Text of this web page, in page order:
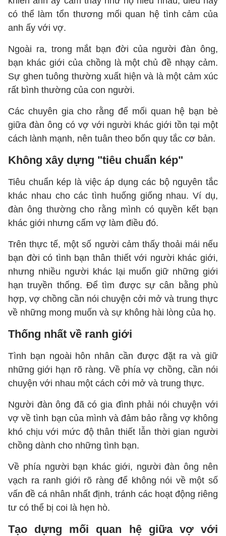
có thể làm tổn thương mối quan hệ tình cảm của
anh ấy với vợ.
Ngoài ra, trong mắt bạn đời của người đàn ông,
bạn khác giới của chồng là một chủ đề nhạy cảm.
Sự ghen tuông thường xuất hiện và là một cảm xúc
rất bình thường của con người.
Các chuyên gia cho rằng để mối quan hệ bạn bè
giữa đàn ông có vợ với người khác giới tồn tại một
cách lành mạnh, nên tuân theo bốn quy tắc cơ bản.
Không xây dựng "tiêu chuẩn kép"
Tiêu chuẩn kép là việc áp dụng các bộ nguyên tắc
khác nhau cho các tình huống giống nhau. Ví dụ,
đàn ông thường cho rằng mình có quyền kết bạn
khác giới nhưng cấm vợ làm điều đó.
Trên thực tế, một số người cảm thấy thoải mái nếu
bạn đời có tình bạn thân thiết với người khác giới,
nhưng nhiều người khác lại muốn giữ những giới
hạn truyền thống. Để tìm được sự cân bằng phù
hợp, vợ chồng cần nói chuyện cởi mở và trung thực
về những mong muốn và sự không hài lòng của họ.
Thống nhất về ranh giới
Tình bạn ngoài hôn nhân cần được đặt ra và giữ
những giới hạn rõ ràng. Về phía vợ chồng, cần nói
chuyện với nhau một cách cởi mở và trung thực.
Người đàn ông đã có gia đình phải nói chuyện với
vợ về tình bạn của mình và đảm bảo rằng vợ không
khó chịu với mức độ thân thiết lẫn thời gian người
chồng dành cho những tình bạn.
Về phía người bạn khác giới, người đàn ông nên
vạch ra ranh giới rõ ràng để không nói về một số
vấn đề cá nhân nhất định, tránh các hoạt động riêng
tư có thể bị coi là hẹn hò.
Tạo dựng mối quan hệ giữa vợ với